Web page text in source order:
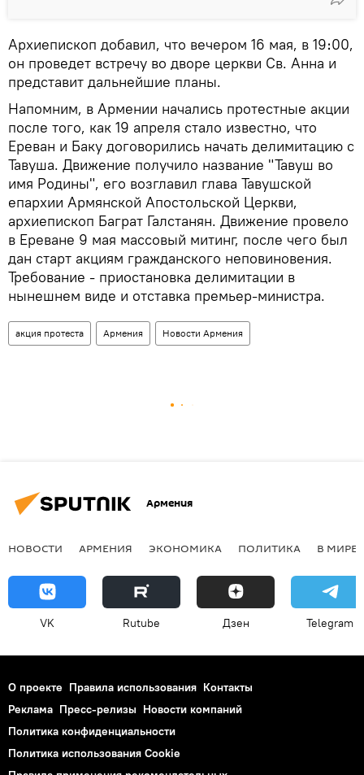
Архиепископ добавил, что вечером 16 мая, в 19։00,
он проведет встречу во дворе церкви Св. Анна и
представит дальнейшие планы.
Напомним, в Армении начались протестные акции
после того, как 19 апреля стало известно, что
Ереван и Баку договорились начать делимитацию с
Тавуша. Движение получило название "Тавуш во
имя Родины", его возглавил глава Тавушской
епархии Армянской Апостольской Церкви,
архиепископ Баграт Галстанян. Движение провело
в Ереване 9 мая массовый митинг, после чего был
дан старт акциям гражданского неповиновения.
Требование - приостановка делимитации в
нынешнем виде и отставка премьер-министра.
акция протеста Армения Новости Армения
Армения
НОВОСТИ АРМЕНИЯ ЭКОНОМИКА ПОЛИТИКА В МИРЕ
VK Rutube Дзен Telegram
О проекте Правила использования Контакты
Реклама Пресс-релизы Новости компаний
Политика конфиденциальности
Политика использования Cookie